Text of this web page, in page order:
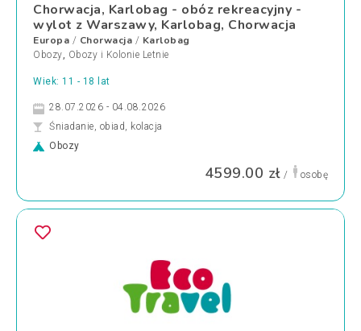
Chorwacja, Karlobag - obóz rekreacyjny -
wylot z Warszawy, Karlobag, Chorwacja
Europa / Chorwacja / Karlobag
Obozy, Obozy i Kolonie Letnie
Wiek: 11 - 18 lat
28.07.2026 - 04.08.2026
Śniadanie, obiad, kolacja
Obozy
4599.00 zł / osobę